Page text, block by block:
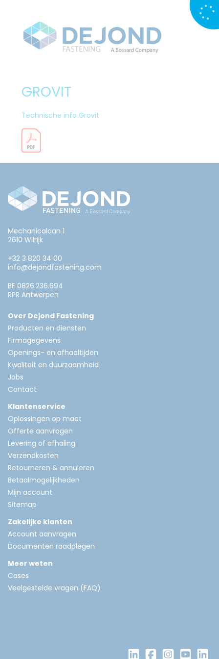
GROVIT
Technische info Grovit
Mechanicalaan 1
2610 Wilrijk
+32 3 820 34 00
info@dejondfastening.com
BE 0826.236.694
RPR Antwerpen
Over Dejond Fastening
Producten en diensten
Firmagegevens
Openings- en afhaaltijden
Kwaliteit en duurzaamheid
Jobs
Contact
Klantenservice
Oplossingen op maat
Offerte aanvragen
Levering of afhaling
Verzendkosten
Retourneren & annuleren
Betaalmogelijkheden
Mijn account
Sitemap
Zakelijke klanten
Account aanvragen
Documenten raadplegen
Meer weten
Cases
Veelgestelde vragen (FAQ)